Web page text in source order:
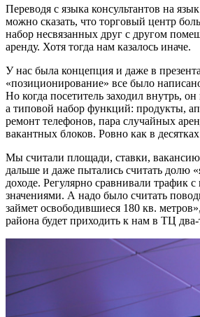
Переводя с языка консультантов на
можно сказать, что торговый центр
набор несвязанных друг с другом
аренду. Хотя тогда нам казалось иначе.
У нас была концепция и даже в
«позиционирование» все было
Но когда посетитель заходил внутрь,
а типовой набор функций: продукты,
ремонт телефонов, пара случайных
вакантных блоков. Ровно как в
Мы считали площади, ставки,
дальше и даже пытались считать долю
доходе. Регулярно сравнивали трафик
значениями. А надо было считать
займет освободившиеся 180 кв.
района будет приходить к нам в ТЦ